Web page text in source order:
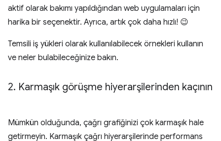
aktif olarak bakımı yapıldığından web uygulamaları için
harika bir seçenektir. Ayrıca, artık çok daha hızlı! 😉
Temsili iş yükleri olarak kullanılabilecek örnekleri kullanın
ve neler bulabileceğinize bakın.
2. Karmaşık görüşme hiyerarşilerinden kaçının
Mümkün olduğunda, çağrı grafiğinizi çok karmaşık hale
getirmeyin. Karmaşık çağrı hiyerarşilerinde performans